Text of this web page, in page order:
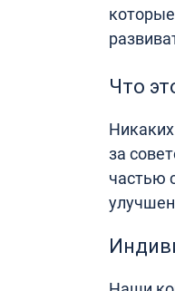
Что
за
частью